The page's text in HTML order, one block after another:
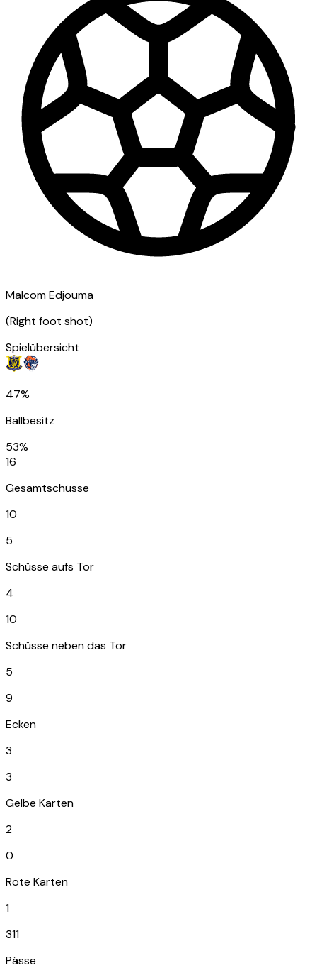
Malcom Edjouma
(Right foot shot)
Spielübersicht
47%
Ballbesitz
53%
16
Gesamtschüsse
10
5
Schüsse aufs Tor
4
10
Schüsse neben das Tor
5
9
Ecken
3
3
Gelbe Karten
2
0
Rote Karten
1
311
Pässe